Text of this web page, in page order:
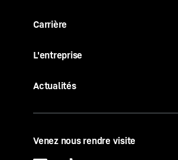
Carrière
L'entreprise
Actualités
Venez nous rendre visite